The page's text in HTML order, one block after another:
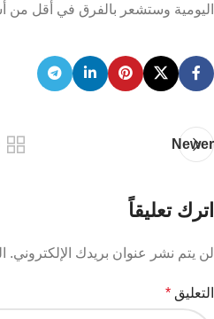
اليومية وستشعر بالفرق في أقل من
Newer
اترك تعليقاً
لن يتم نشر عنوان بريدك الإلكتروني.
التعليق *